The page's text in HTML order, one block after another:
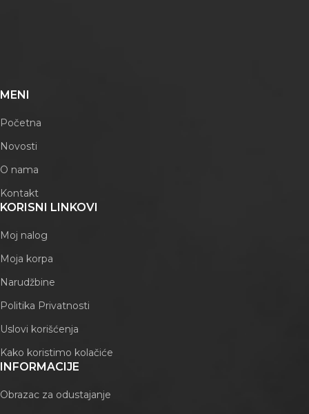
MENI
Početna
Novosti
O nama
Kontakt
KORISNI LINKOVI
Moj nalog
Moja korpa
Narudžbine
Politika Privatnosti
Uslovi korišćenja
Kako koristimo kolačiće
INFORMACIJE
Obrazac za odustajanje